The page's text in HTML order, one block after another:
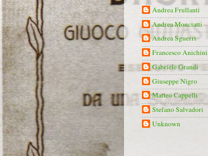
Andrea Frullanti
Andrea Monciatti
Andrea Sguerri
Francesco Anichini
Gabriele Grandi
Giuseppe Nigro
Matteo Cappelli
Stefano Salvadori
Unknown